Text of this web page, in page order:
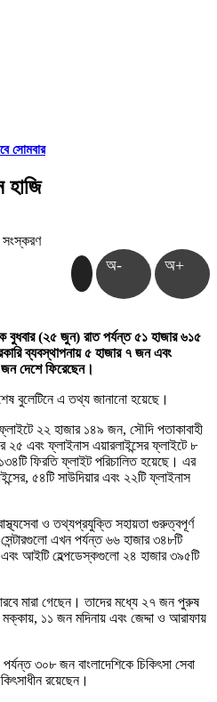
সোমবার
হাজি
অ- অ+
বুধবার (২৫ জুন) রাত পর্যন্ত ৫১ হাজার ৬১৫
ব্যবস্থাপনায় ৫ হাজার ৭ জন এবং
দেশে ফিরেছেন।
বুলেটিনে এ তথ্য জানানো হয়েছে।
ফ্লাইটে ২২ হাজার ১৪৯ জন, সৌদি পতাকাবাহী
২৫ এবং ফ্লাইনাস এয়ারলাইন্সের ফ্লাইটে ৮
ফিরতি ফ্লাইট পরিচালিত হয়েছে। এর
৫৪টি সাউদিয়ার এবং ২২টি ফ্লাইনাস
ও তথ্যপ্রযুক্তি সহায়তা গুরুত্বপূর্ণ
এখন পর্যন্ত ৬৬ হাজার ৩৪৮টি
আইটি হেল্পডেস্কগুলো ২৪ হাজার ৩৯৫টি
মারা গেছেন। তাদের মধ্যে ২৭ জন পুরুষ
১১ জন মদিনায় এবং জেদ্দা ও আরাফায়
৩০৮ জন বাংলাদেশিকে চিকিৎসা সেবা
রয়েছেন।